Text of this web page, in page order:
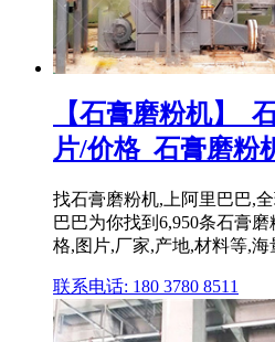
【石膏磨粉机】_
片/价格_石膏磨粉
找石膏磨粉机,上阿里巴巴,
巴巴为你找到6,950条石膏
格,图片,厂家,产地,材料等,
联系电话: 180 3780 8511